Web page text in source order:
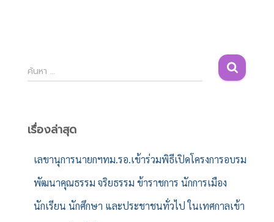
ค้
น
สำ
ค้นหา …
เรื่องล่าสุด
เลขานุการนายกฯทม.รอ.เข้าร่วมพิธีเปิดโครงการอบรม
พัฒนาคุณธรรม จริยธรรม ข้าราชการ นักการเมือง
นักเรียน นักศึกษา และประชาชนทั่วไป ในเทศกาลเข้า